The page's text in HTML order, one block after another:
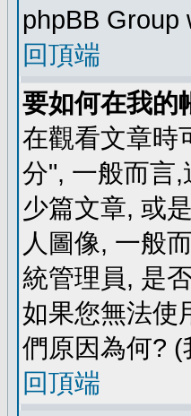
phpBB Group
回頂端
要如何在我的
在觀看文章時
分", 一般而言
少篇文章, 或
人圖像, 一般
統管理員, 是
如果您無法使
們原因為何?
回頂端